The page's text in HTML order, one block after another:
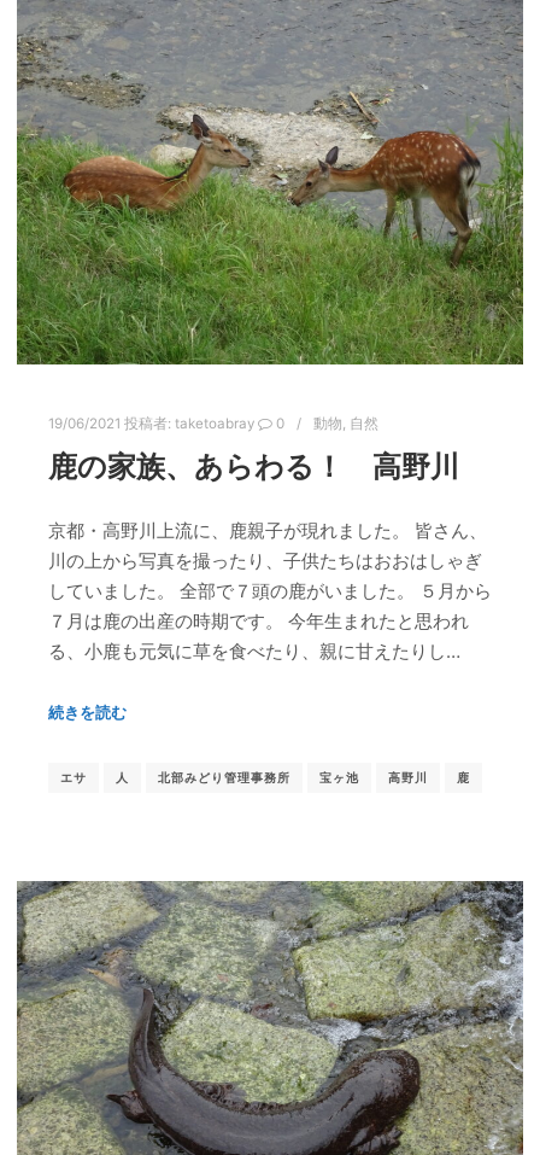
19/06/2021 投稿者: taketoabray 0 動物 自然
鹿の家族、あらわる！ 高野川
京都・高野川上流に、鹿親子が現れました。 皆さん、
川の上から写真を撮ったり、子供たちはおおはしゃぎ
していました。 全部で７頭の鹿がいました。 ５月から
７月は鹿の出産の時期です。 今年生まれたと思われ
る、小鹿も元気に草を食べたり、親に甘えたりし…
続きを読む
エサ 人 北部みどり管理事務所 宝ヶ池 高野川 鹿